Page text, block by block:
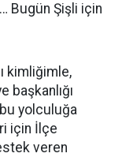
Bugün Şişli için
kimliğimle,
başkanlığı
bu yolculuğa
için İlçe
veren